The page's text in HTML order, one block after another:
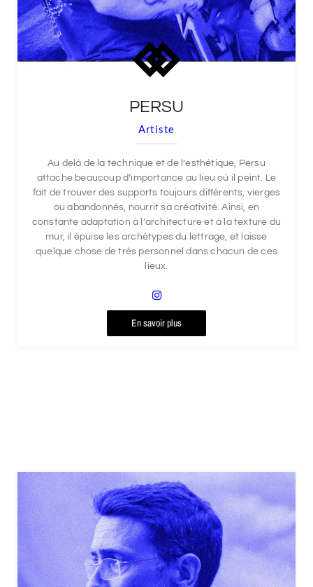
PERSU
Artiste
Au delà de la technique et de l’esthétique, Persu
attache beaucoup d’importance au lieu où il peint. Le
fait de trouver des supports toujours différents, vierges
ou abandonnés, nourrit sa créativité. Ainsi, en
constante adaptation à l’architecture et à la texture du
mur, il épuise les archétypes du lettrage, et laisse
quelque chose de très personnel dans chacun de ces
lieux.
En savoir plus